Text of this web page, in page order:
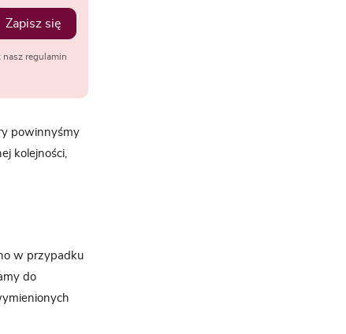
Zapisz się
regulamin
powinnyśmy
kolejności,
w przypadku
do